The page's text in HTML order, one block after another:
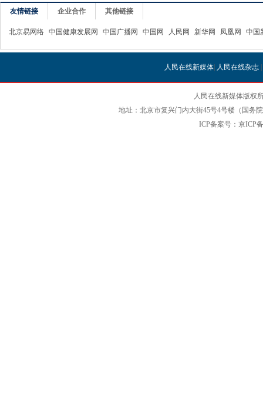
友情链接 企业合作 其他链接
北京易网络 中国健康发展网 中国广播网 中国网 人民网 新华网 凤凰网 中国
人民在线新媒体| 人民在线杂志|
人民在线新媒体版权
地址：北京市复兴门内大街45号4号楼（国务
ICP备案号：京ICP